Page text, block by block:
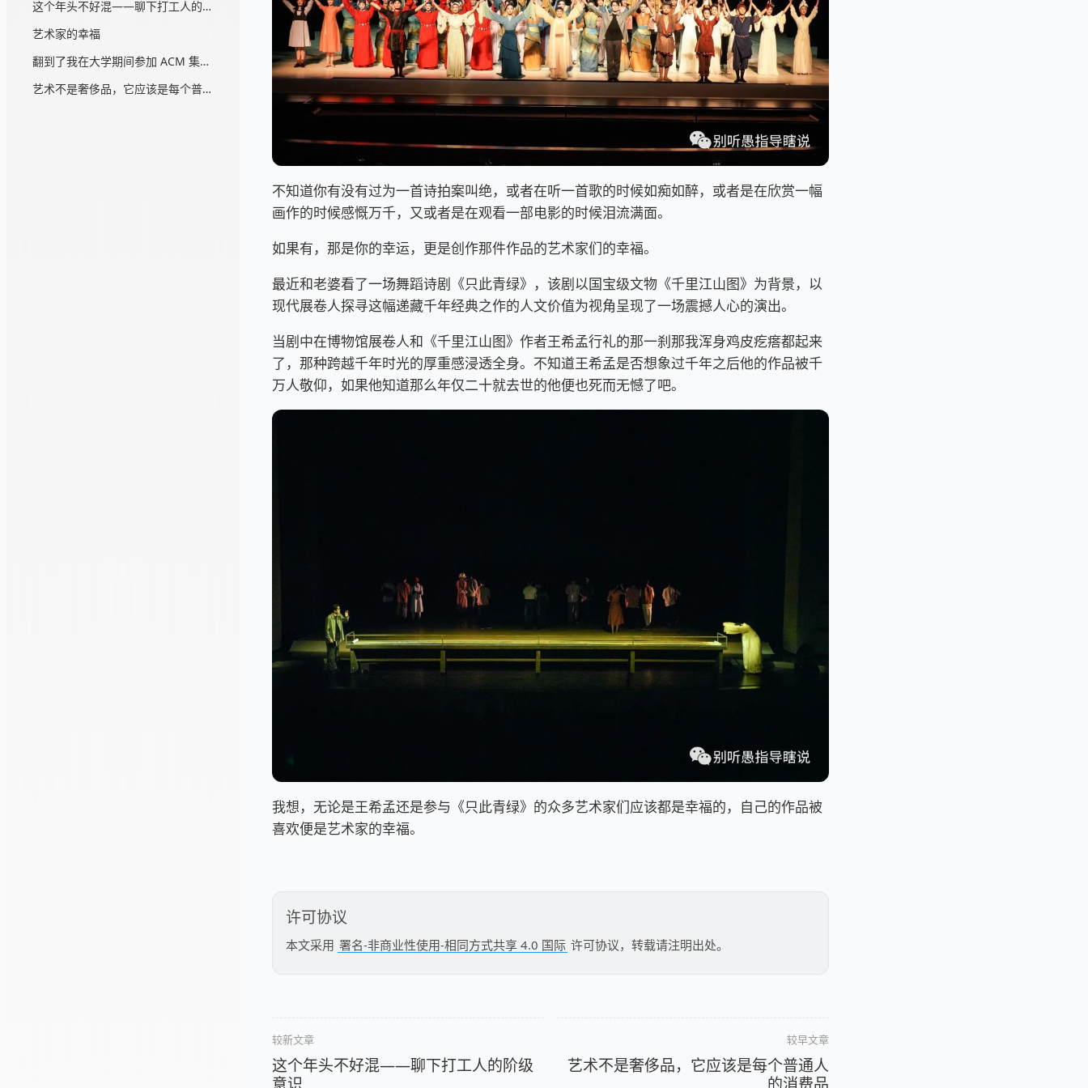
这个年头不好混——聊下打工人的阶级意识
艺术家的幸福
翻到了我在大学期间参加 ACM 集训的心得体会...
艺术不是奢侈品，它应该是每个普通人的消费品
不知道你有没有过为一首诗拍案叫绝，或者在听一首歌的时候如痴如醉，或者是在欣赏一幅
画作的时候感慨万千，又或者是在观看一部电影的时候泪流满面。
如果有，那是你的幸运，更是创作那件作品的艺术家们的幸福。
最近和老婆看了一场舞蹈诗剧《只此青绿》，该剧以国宝级文物《千里江山图》为背景，以
现代展卷人探寻这幅递藏千年经典之作的人文价值为视角呈现了一场震撼人心的演出。
当剧中在博物馆展卷人和《千里江山图》作者王希孟行礼的那一刹那我浑身鸡皮疙瘩都起来
了，那种跨越千年时光的厚重感浸透全身。不知道王希孟是否想象过千年之后他的作品被千
万人敬仰，如果他知道那么年仅二十就去世的他便也死而无憾了吧。
我想，无论是王希孟还是参与《只此青绿》的众多艺术家们应该都是幸福的，自己的作品被
喜欢便是艺术家的幸福。
许可协议
本文采用 署名-非商业性使用-相同方式共享 4.0 国际 许可协议，转载请注明出处。
较新文章
这个年头不好混——聊下打工人的阶级
意识
较早文章
艺术不是奢侈品，它应该是每个普通人
的消费品